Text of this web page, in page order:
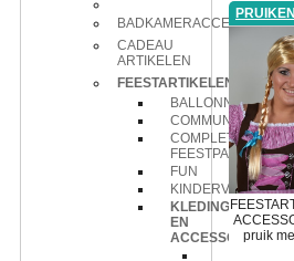
BADKAMERACCESSOIRES
CADEAU
ARTIKELEN
FEESTARTIKELEN
COMMUNIE
COMPLETE
FEESTPAKKETTEN
FUN
KLEDING
EN
ACCESSOIRES
PRUIKEN
pruik